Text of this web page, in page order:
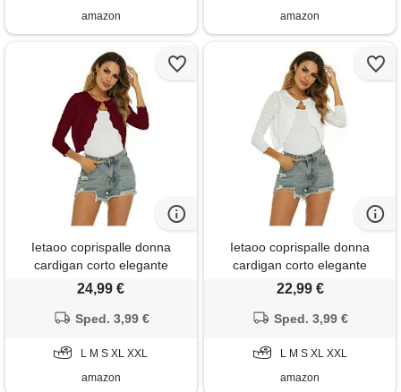
amazon
amazon
Ietaoo coprispalle donna
cardigan corto elegante
maniche a 3/4 giacca bolero
coprispalle per abito vino
24,99 €
Sped. 3,99 €
L M S XL XXL
amazon
Ietaoo coprispalle donna
cardigan corto elegante
maniche a 3/4 giacca bolero
coprispalle per abito bianco l
22,99 €
Sped. 3,99 €
L M S XL XXL
amazon